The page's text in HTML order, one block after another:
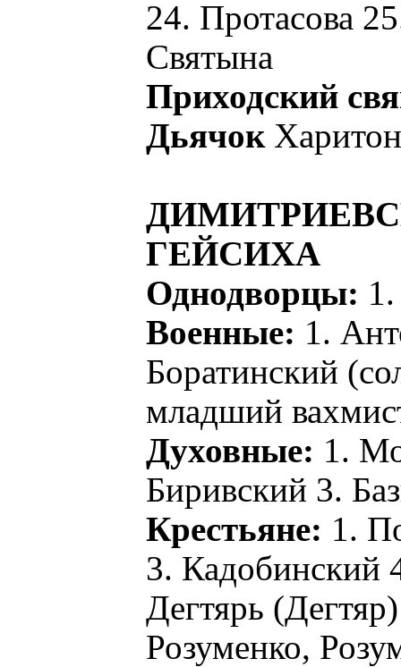
24. Протасова
Святына
Приходский
Дьячок
ГЕЙСИХА
Однодворцы:
Военные: 1.
Боратинский
младший
Духовные: 1.
Биривский 3.
Крестьяне: 1.
3. Кадобинский
Дегтярь
Розуменко,